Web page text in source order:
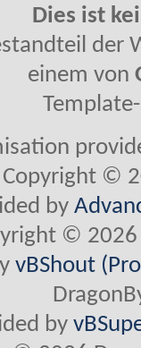
Dies ist
der
einem von
Copyright ©
by
© 2026
vBShout
by